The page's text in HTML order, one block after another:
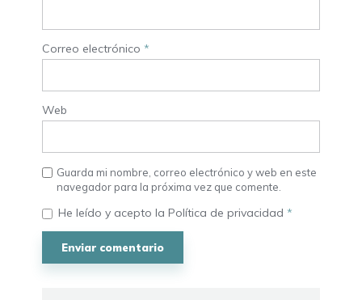
Correo electrónico *
Web
Guarda mi nombre, correo electrónico y web en este
navegador para la próxima vez que comente.
He leído y acepto la Política de privacidad *